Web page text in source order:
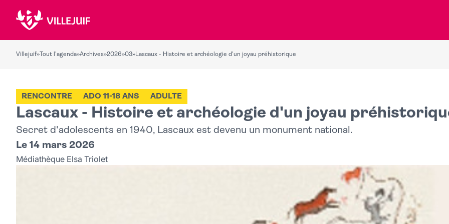
Villejuif» Tout l'agenda»Archives»2026»03»Lascaux - Histoire et archéologie d'un joyau préhistorique
Lascaux - Histoire et archéologie d'un joyau
RENCONTRE ADO 11-18 ANS ADULTE
Secret d'adolescents en 1940, Lascaux est devenu un monument national.
Le 14 mars 2026
Médiathèque Elsa Triolet